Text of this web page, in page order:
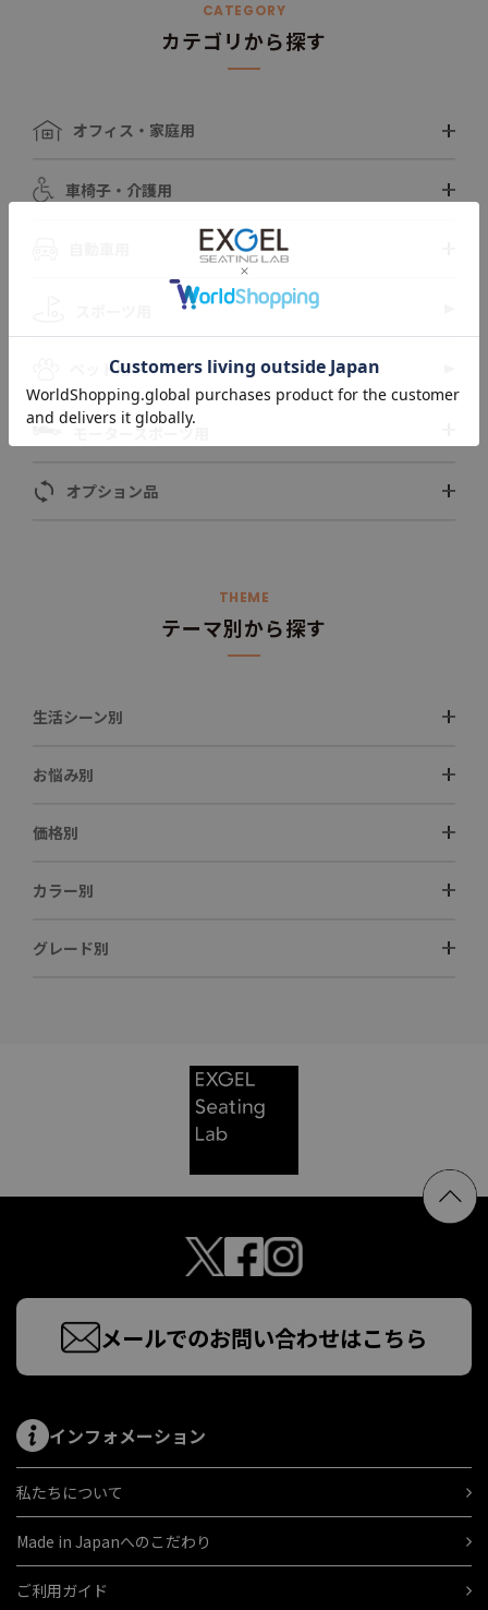
CATEGORY
カテゴリから探す
オフィス・家庭用
車椅子・介護用
ペット用
モータースポーツ用
オプション品
THEME
テーマ別から探す
生活シーン別
お悩み別
価格別
カラー別
グレード別
メールでのお問い合わせはこちら
インフォメーション
私たちについて
Made in Japanへのこだわり
ご利用ガイド